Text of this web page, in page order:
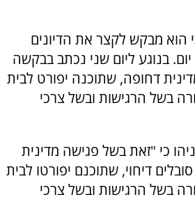
הוא מבקש לקצר את הדיונים
בנוגע ליום שני נכתב בבקשה
דחופה, שתוכנה יפורט לבית
בשל הרגישות ובשל צרכי
כי "זאת בשל פגישה מדינית
דיחוי, שתוכנם יפורטו לבית
בשל הרגישות ובשל צרכי